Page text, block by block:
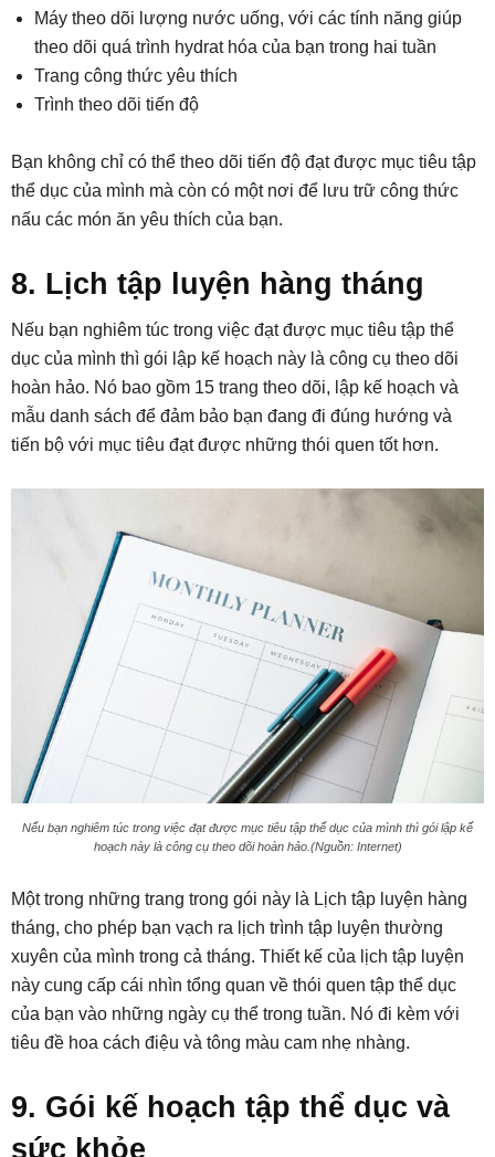
Máy theo dõi lượng nước uống, với các tính năng giúp
theo dõi quá trình hydrat hóa của bạn trong hai tuần
Trang công thức yêu thích
Trình theo dõi tiến độ
Bạn không chỉ có thể theo dõi tiến độ đạt được mục tiêu tập
thể dục của mình mà còn có một nơi để lưu trữ công thức
nấu các món ăn yêu thích của bạn.
8. Lịch tập luyện hàng tháng
Nếu bạn nghiêm túc trong việc đạt được mục tiêu tập thể
dục của mình thì gói lập kế hoạch này là công cụ theo dõi
hoàn hảo. Nó bao gồm 15 trang theo dõi, lập kế hoạch và
mẫu danh sách để đảm bảo bạn đang đi đúng hướng và
tiến bộ với mục tiêu đạt được những thói quen tốt hơn.
Nếu bạn nghiêm túc trong việc đạt được mục tiêu tập thể dục của mình thì gói lập kế
hoạch này là công cụ theo dõi hoàn hảo.(Nguồn: Internet)
Một trong những trang trong gói này là Lịch tập luyện hàng
tháng, cho phép bạn vạch ra lịch trình tập luyện thường
xuyên của mình trong cả tháng. Thiết kế của lịch tập luyện
này cung cấp cái nhìn tổng quan về thói quen tập thể dục
của bạn vào những ngày cụ thể trong tuần. Nó đi kèm với
tiêu đề hoa cách điệu và tông màu cam nhẹ nhàng.
9. Gói kế hoạch tập thể dục và
sức khỏe